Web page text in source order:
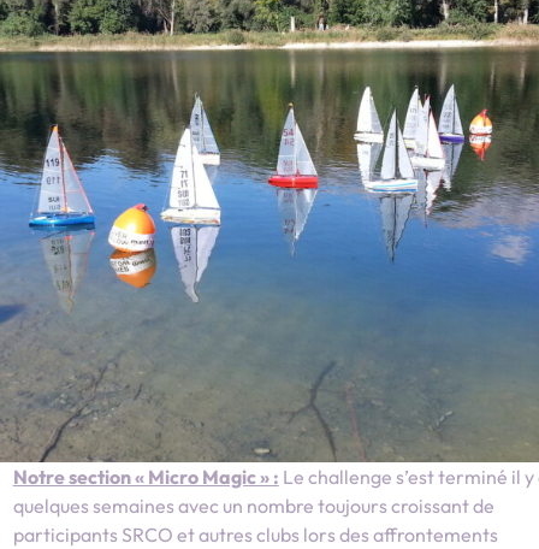
Notre section « Micro Magic » : Le challenge s’est terminé il y
quelques semaines avec un nombre toujours croissant de
participants SRCO et autres clubs lors des affrontements